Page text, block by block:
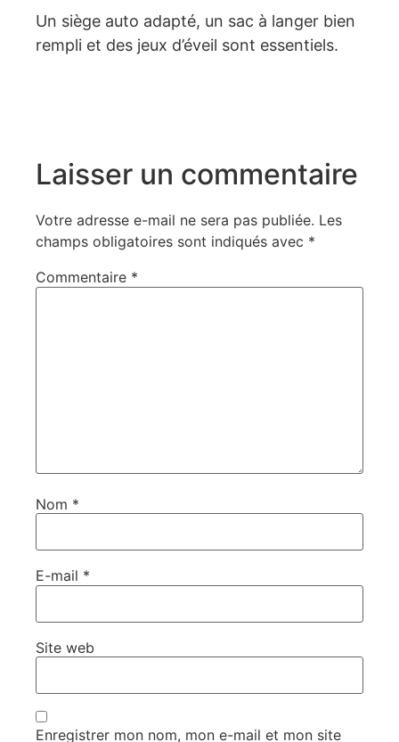
Un siège auto adapté, un sac à langer bien
rempli et des jeux d’éveil sont essentiels.
Laisser un commentaire
Votre adresse e-mail ne sera pas publiée. Les
champs obligatoires sont indiqués avec *
Commentaire *
Nom *
E-mail *
Site web
Enregistrer mon nom, mon e-mail et mon site